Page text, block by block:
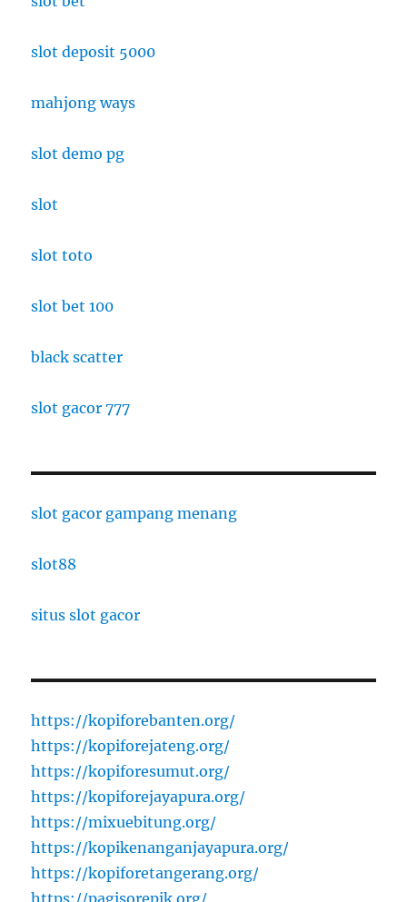
slot deposit 5000
mahjong ways
slot demo pg
slot
slot toto
slot bet 100
black scatter
slot gacor 777
slot gacor gampang menang
slot88
situs slot gacor
https://kopiforebanten.org/
https://kopiforejateng.org/
https://kopiforesumut.org/
https://kopiforejayapura.org/
https://mixuebitung.org/
https://kopikenanganjayapura.org/
https://kopiforetangerang.org/
https://pagisorepik.org/